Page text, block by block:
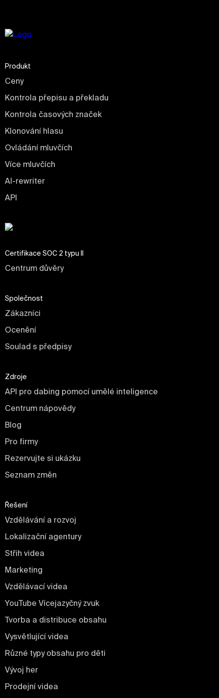
Produkt
Ceny
Kontrola přepisu a překladu
Kontrola časových značek
Klonování hlasu
Ovládání mluvčích
Více mluvčích
AI-rewriter
API
Certifikace SOC 2 typu II
Centrum důvěry
Společnost
Zákazníci
Ocenění
Soulad s předpisy
Zdroje
API pro dabing pomocí umělé inteligence
Centrum nápovědy
Blog
Pro firmy
Rezervujte si ukázku
Seznam změn
Řešení
Vzdělávání a rozvoj
Lokalizační agentury
Střih videa
Marketing
Vzdělávací videa
YouTube Vícejazyčný zvuk
Tvorba a distribuce obsahu
Vysvětlující videa
Různé typy obsahu pro děti
Vývoj her
Prodejní videa